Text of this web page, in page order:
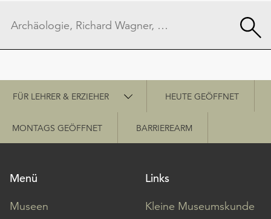
Schnellzugriff
FÜR LEHRER & ERZIEHER HEUTE GEÖFFNET
MONTAGS GEÖFFNET BARRIEREARM
Menü
Museen
Links
Kleine Museumskunde